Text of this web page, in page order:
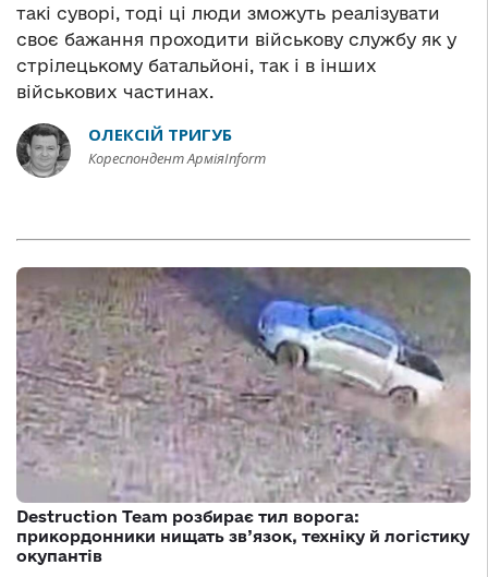
такі суворі, тоді ці люди зможуть реалізувати
своє бажання проходити військову службу як у
стрілецькому батальйоні, так і в інших
військових частинах.
ОЛЕКСІЙ ТРИГУБ
Кореспондент АрміяInform
Destruction Team розбирає тил ворога:
прикордонники нищать зв’язок, техніку й логістику
окупантів